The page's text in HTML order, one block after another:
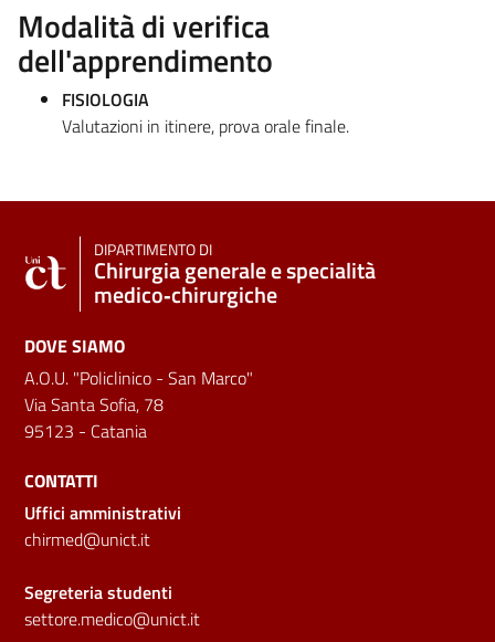
Modalità di verifica
dell'apprendimento
FISIOLOGIA
Valutazioni in itinere, prova orale finale.
DIPARTIMENTO DI
Chirurgia generale e specialità
medico‑chirurgiche
DOVE SIAMO
A.O.U. "Policlinico - San Marco"
Via Santa Sofia, 78
95123 - Catania
CONTATTI
Uffici amministrativi
chirmed@unict.it
Segreteria studenti
settore.medico@unict.it